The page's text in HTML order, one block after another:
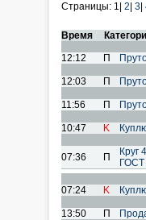
Страницы: 1| 2 3
Время
12:12
П
12:03 П
11:56 П
10:47 K
07:36 П
ГОСТ
07:24 K
13:50 П